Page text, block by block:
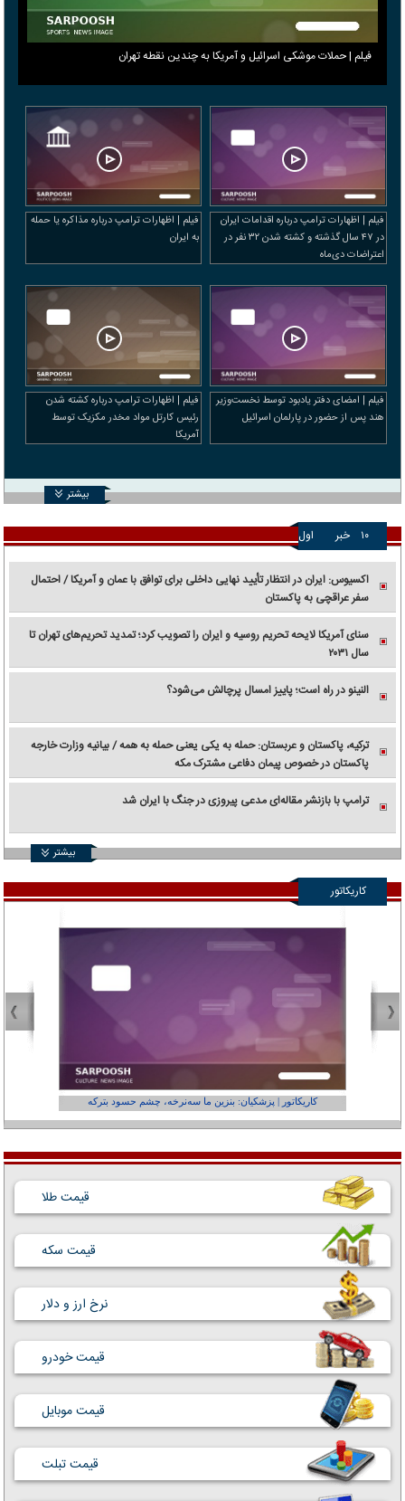
فیلم | حملات موشکی اسرائیل و آمریکا به چندین نقطه تهران
فیلم | اظهارات ترامپ درباره اقدامات ایران
در ۴۷ سال گذشته و کشته شدن ۳۲ نفر در
اعتراضات دی‌ماه
فیلم | اظهارات ترامپ درباره مذاکره یا حمله
به ایران
فیلم | امضای دفتر یادبود توسط نخست‌وزیر
هند پس از حضور در پارلمان اسرائیل
فیلم | اظهارات ترامپ درباره کشته شدن
رئیس کارتل مواد مخدر مکزیک توسط
آمریکا
بیشتر
۱۰ خبر اول
اکسیوس: ایران در انتظار تأیید نهایی داخلی برای توافق با عمان و آمریکا / احتمال
سفر عراقچی به پاکستان
سنای آمریکا لایحه تحریم روسیه و ایران را تصویب کرد؛ تمدید تحریم‌های تهران تا
سال ۲۰۳۱
النینو در راه است؛ پاییز امسال پرچالش می‌شود؟
ترکیه، پاکستان و عربستان: حمله به یکی یعنی حمله به همه / بیانیه وزارت خارجه
پاکستان در خصوص پیمان دفاعی مشترک مکه
ترامپ با بازنشر مقاله‌ای مدعی پیروزی در جنگ با ایران شد
بیشتر
کاریکاتور
کاریکاتور | پزشکیان: بنزین ما سه‌نرخه، چشم حسود بترکه
قیمت طلا
قیمت سکه
نرخ ارز و دلار
قیمت خودرو
قیمت موبایل
قیمت تبلت